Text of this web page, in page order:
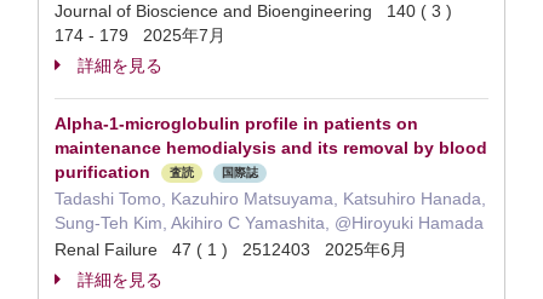
Journal of Bioscience and Bioengineering 140 ( 3 )
174 - 179 2025年7月
詳細を見る
Alpha-1-microglobulin profile in patients on
maintenance hemodialysis and its removal by blood
purification
査読 国際誌
Tadashi Tomo, Kazuhiro Matsuyama, Katsuhiro Hanada,
Sung-Teh Kim, Akihiro C Yamashita, @Hiroyuki Hamada
Renal Failure 47 ( 1 ) 2512403 2025年6月
詳細を見る